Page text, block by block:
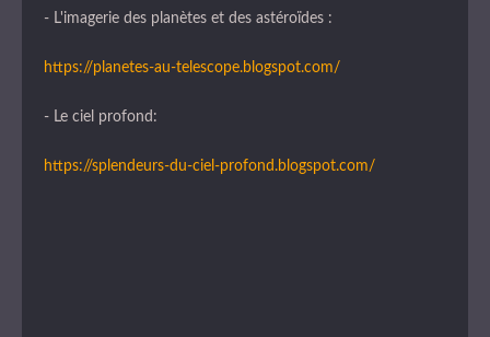
- L'imagerie des planètes et des astéroïdes :
https://planetes-au-telescope.blogspot.com/
- Le ciel profond:
https://splendeurs-du-ciel-profond.blogspot.com/